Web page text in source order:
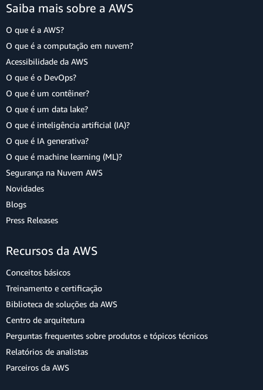
Saiba mais sobre a AWS
O que é a AWS?
O que é a computação em nuvem?
Acessibilidade da AWS
O que é o DevOps?
O que é um contêiner?
O que é um data lake?
O que é inteligência artificial (IA)?
O que é IA generativa?
O que é machine learning (ML)?
Segurança na Nuvem AWS
Novidades
Blogs
Press Releases
Recursos da AWS
Conceitos básicos
Treinamento e certificação
Biblioteca de soluções da AWS
Centro de arquitetura
Perguntas frequentes sobre produtos e tópicos técnicos
Relatórios de analistas
Parceiros da AWS